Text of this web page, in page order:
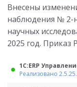
Внесены
наблюдения № 2-
научных
2025 год. Приказ
1С:ERP
Реализовано